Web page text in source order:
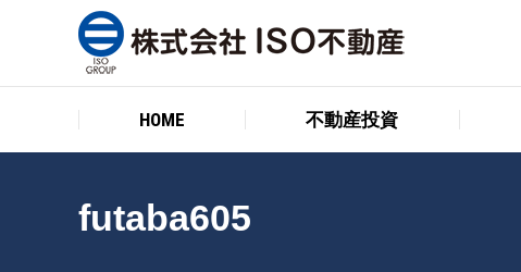
HOME 不動産投資
futaba605
HOME 不動産投資